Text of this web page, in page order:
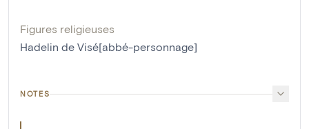
Figures religieuses
Hadelin de Visé[abbé-personnage]
NOTES